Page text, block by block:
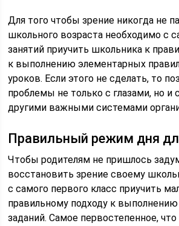
Для того чтобы зрение никогда не
школьного возраста необходимо с
занятий приучить школьника к
к выполнению элементарных
уроков. Если этого не сделать, то
проблемы не только с глазами, но и
другими важными системами
Правильный режим дня
Чтобы родителям не пришлось
восстановить зрение своему
с самого первого класс приучить
правильному подходу к
заданий. Самое первостепенное,